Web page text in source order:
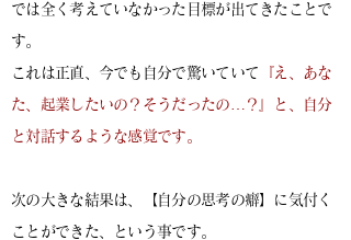
では全く考えていなかった目標が出てきたことで
す。
これは正直、今でも自分で驚いていて 『え、あな
た、起業したいの？そうだったの…？』と、自分
と対話するような感覚です。
次の大きな結果は、【自分の思考の癖】に気付く
ことができた、という事です。